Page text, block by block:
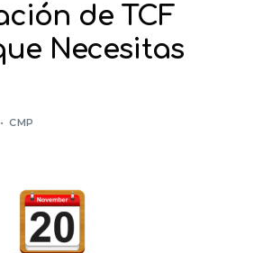
de TCF
Necesitas
CMP